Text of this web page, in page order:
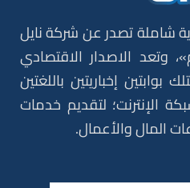
شاملة تصدر عن شركة نايل
وتعد الاصدار الاقتصادي
إخباريتين باللغتين
الإنترنت؛ لتقديم خدمات
المال والأعمال.